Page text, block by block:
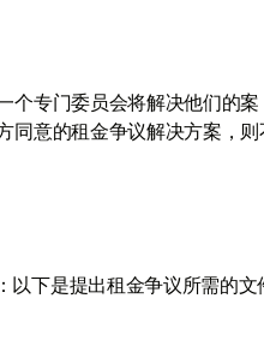
个专门委员会将解决他们的案
同意的租金争议解决方案，
以下是提出租金争议所需的文